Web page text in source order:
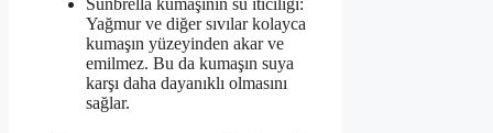
Sunbrella kumaşının su iticiliği:
Yağmur ve diğer sıvılar kolayca
kumaşın yüzeyinden akar ve
emilmez. Bu da kumaşın suya
karşı daha dayanıklı olmasını
sağlar.